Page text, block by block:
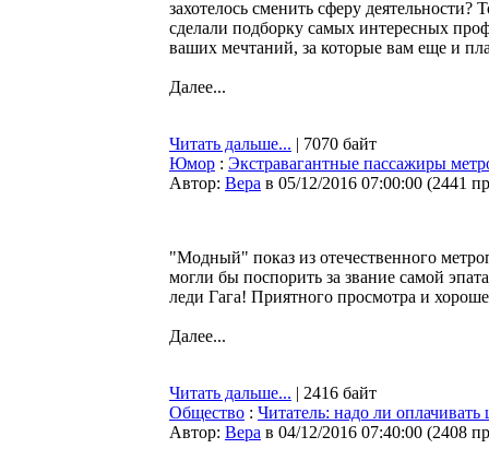
захотелось сменить сферу
сделали подборку самых интересных
ваших мечтаний, за которые вам еще и
Далее...
Читать дальше... | 7070 байт
Юмор : Экстравагантные пассажиры
Автор: Bepa в 05/12/2016 07:00:00 (2441
"Модный" показ из отечественного
могли бы поспорить за звание самой
леди Гага! Приятного просмотра и
Далее...
Читать дальше... | 2416 байт
Общество : Читатель: надо ли
Автор: Bepa в 04/12/2016 07:40:00 (2408